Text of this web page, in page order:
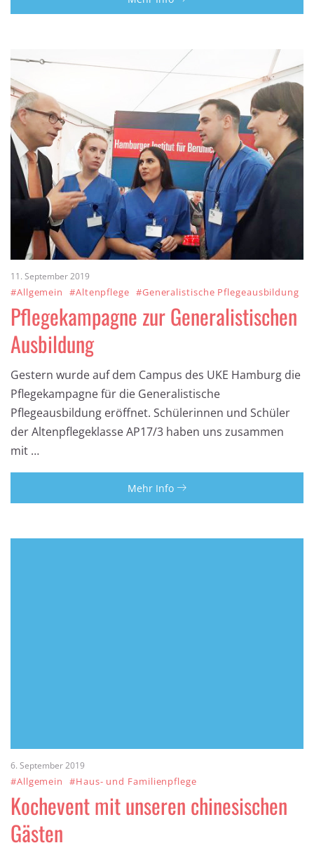
11. September 2019
#Allgemein #Altenpflege #Generalistische Pflegeausbildung
Pflegekampagne zur Generalistischen
Ausbildung
Gestern wurde auf dem Campus des UKE Hamburg die
Pflegekampagne für die Generalistische
Pflegeausbildung eröffnet. Schülerinnen und Schüler
der Altenpflegeklasse AP17/3 haben uns zusammen
mit …
Mehr Info
6. September 2019
#Allgemein #Haus- und Familienpflege
Kochevent mit unseren chinesischen
Gästen